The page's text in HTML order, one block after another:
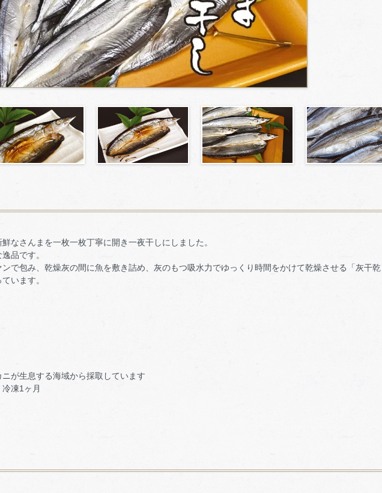
なさんまを一枚一枚丁寧に開き一夜干しにしました。
品です。
で包み、乾燥灰の間に魚を敷き詰め、灰のもつ吸水力でゆっくり時間をかけて乾燥させる「灰干乾
います。
が生息する海域から採取しています
凍1ヶ月